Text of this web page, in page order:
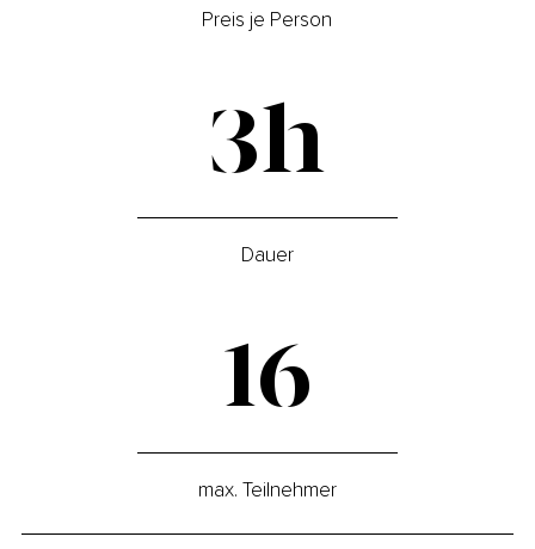
Preis je Person
3h
Dauer
16
max. Teilnehmer